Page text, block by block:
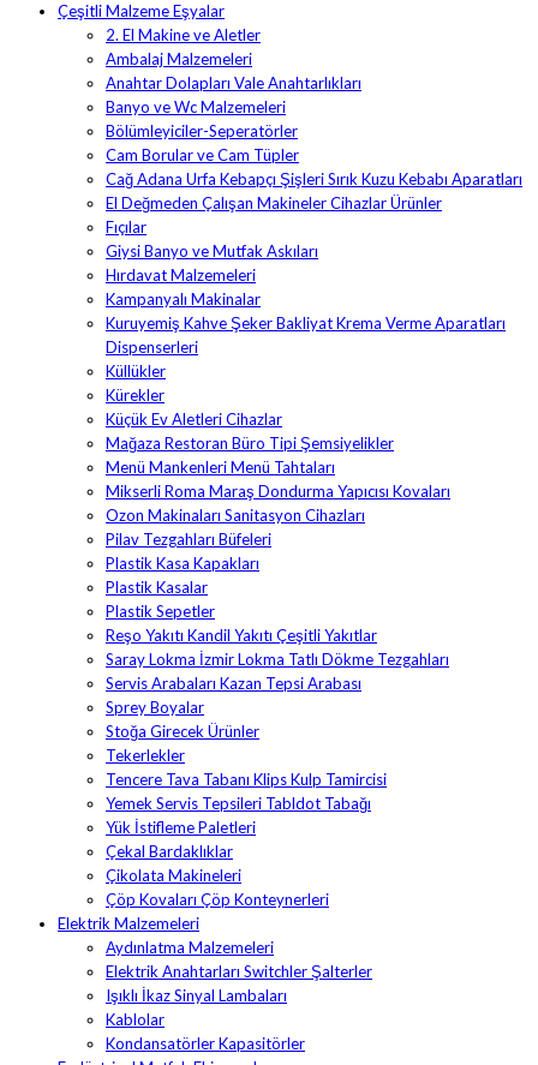
Çeşitli Malzeme Eşyalar
2. El Makine ve Aletler
Ambalaj Malzemeleri
Anahtar Dolapları Vale Anahtarlıkları
Banyo ve Wc Malzemeleri
Bölümleyiciler-Seperatörler
Cam Borular ve Cam Tüpler
Cağ Adana Urfa Kebapçı Şişleri Sırık Kuzu Kebabı Aparatları
El Değmeden Çalışan Makineler Cihazlar Ürünler
Fıçılar
Giysi Banyo ve Mutfak Askıları
Hırdavat Malzemeleri
Kampanyalı Makinalar
Kuruyemiş Kahve Şeker Bakliyat Krema Verme Aparatları
Dispenserleri
Küllükler
Kürekler
Küçük Ev Aletleri Cihazlar
Mağaza Restoran Büro Tipi Şemsiyelikler
Menü Mankenleri Menü Tahtaları
Mikserli Roma Maraş Dondurma Yapıcısı Kovaları
Ozon Makinaları Sanitasyon Cihazları
Pilav Tezgahları Büfeleri
Plastik Kasa Kapakları
Plastik Kasalar
Plastik Sepetler
Reşo Yakıtı Kandil Yakıtı Çeşitli Yakıtlar
Saray Lokma İzmir Lokma Tatlı Dökme Tezgahları
Servis Arabaları Kazan Tepsi Arabası
Sprey Boyalar
Stoğa Girecek Ürünler
Tekerlekler
Tencere Tava Tabanı Klips Kulp Tamircisi
Yemek Servis Tepsileri Tabldot Tabağı
Yük İstifleme Paletleri
Çekal Bardaklıklar
Çikolata Makineleri
Çöp Kovaları Çöp Konteynerleri
Elektrik Malzemeleri
Aydınlatma Malzemeleri
Elektrik Anahtarları Switchler Şalterler
Işıklı İkaz Sinyal Lambaları
Kablolar
Kondansatörler Kapasitörler